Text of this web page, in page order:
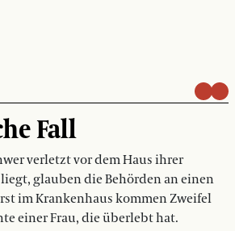
Fall
verletzt vor dem Haus ihrer
glauben die Behörden an einen
im Krankenhaus kommen Zweifel
einer Frau, die überlebt hat.